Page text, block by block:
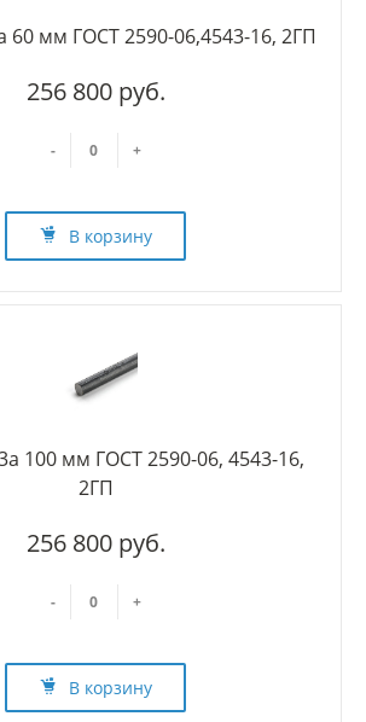
60 мм ГОСТ 2590-06,4543-16, 2ГП
256 800 руб.
- +
В корзину
100 мм ГОСТ 2590-06, 4543-16,
2ГП
256 800 руб.
- +
В корзину